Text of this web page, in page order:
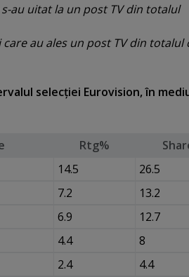
au uitat la un post TV din totalul
au ales un post TV din totalul
selecţiei Eurovision, în
Rtg%
14.5
26.5
7.2
13.2
6.9
12.7
4.4
8
2.4 4.4